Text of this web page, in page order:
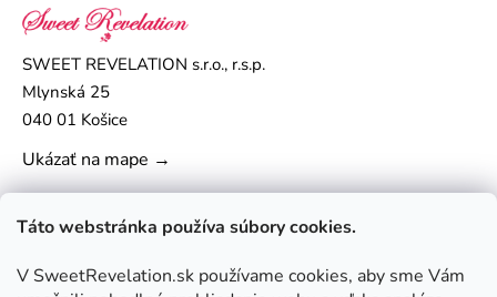
Táto webstránka používa súbory cookies.
V SweetRevelation.sk používame cookies, aby sme Vám
SWEET REVELATION s.r.o., r.s.p.
Mlynská 25
040 01 Košice
Ukázať na mape →